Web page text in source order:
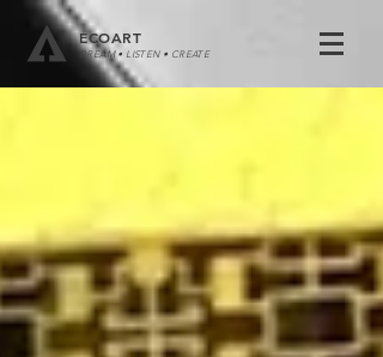
ECOART
DREAM • LISTEN • CREATE